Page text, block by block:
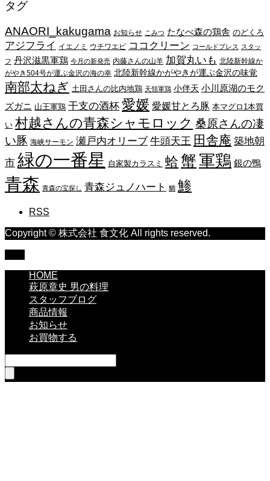
カ
ブ
タグ
ANAORI_kakugama お知らせ こみつ たなべ森の鶏舎 のどくろ
アジフライ イエノミ ウチワエビ ココクリーン コールドプレス スタッ
フ 丹沢滋黒軍鶏 今月の新発売 内藤さんの山羊 加賀丸いも 北陸新幹線か
がやき504号が運ぶ金沢の海の幸 北陸新幹線かがやきが運ぶ金沢の味覚
南部太ねぎ 土田さんの比内地鶏 天領軍鶏 小伴天 小川原湖のモク
ズガニ 山王軍鶏 干支の酒杯 愛媛 愛媛甘とろ豚 本マグロ1本買
い 村越さんの青森シャモロック 桑原さんの凄
い豚 海峡サーモン 瀬戸内オリーブ 牛頭天王 田舎庵 築地朝
市 緑の一番星 自家製カラスミ 蛤 蟹軍鶏 銀の鴨
青森 青森の宝探し 青森ジュノハート 鯛 鯵
RSS
Copyright © 株式会社 食文化 All rights reserved.
HOME
萩原章史 男の料理
スタッフブログ
商品情報
お知らせ
お買物する